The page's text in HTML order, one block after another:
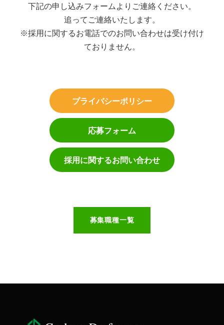
下記の申し込みフォームよりご連絡ください。
追ってご連絡いたします。
※採用に関するお電話でのお問い合わせは受け付け
ておりません。
プライバシーポリシー
応募フォーム
採用に関するお問い合わせ
募集職種一覧